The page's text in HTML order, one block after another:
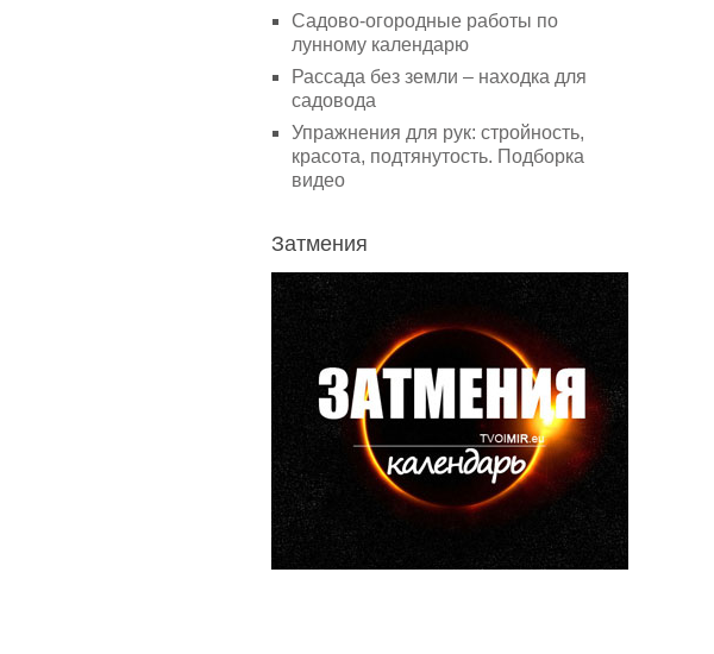
Садово-огородные работы по
лунному календарю
Рассада без земли – находка для
садовода
Упражнения для рук: стройность,
красота, подтянутость. Подборка
видео
Затмения